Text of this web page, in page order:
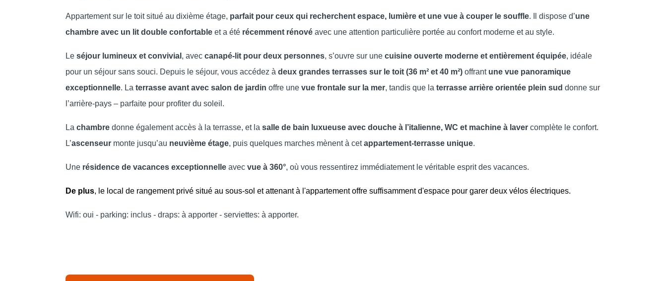
Appartement sur le toit situé au dixième étage, parfait pour ceux qui recherchent espace, lumière et une vue à couper le souffle. Il dispose d’une
chambre avec un lit double confortableet a été récemment rénovéavec une attention particulière portée au confort moderne et au style.
Le séjour lumineux et convivial , avec canapé-lit pour deux personnes, s’ouvre sur une cuisine ouverte moderne et entièrement équipée, idéale
pour un séjour sans souci. Depuis le séjour, vous accédez à deux grandes terrasses sur le toit (36 m² et 40 m²)offrant une vue panoramique
exceptionnelle. La terrasse avant avec salon de jardin offre une vue frontale sur la mer, tandis que la terrasse arrière orientée plein sud donne sur
l’arrière-pays – parfaite pour profiter du soleil.
La chambredonne également accès à la terrasse, et la salle de bain luxueuse avec douche à l’italienne, WC et machine à lavercomplète le confort.
L’ascenseurmonte jusqu’au neuvième étage, puis quelques marches mènent à cetappartement-terrasse unique.
Une résidence de vacances exceptionnelleavec vue à 360°, où vous ressentirez immédiatement le véritable esprit des vacances.
De plus, le local de rangement privé situé au sous-sol et attenant à l'appartement offre suffisamment d'espace pour garer deux vélos électriques.
Wifi: oui - parking: inclus - draps: à apporter - serviettes: à apporter.